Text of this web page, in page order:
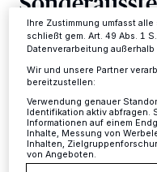
REISE
Kreis· Mit dem Beginn
aktuellen
„EIS ZEIT REISE
geben: Das
Informationen finden Sie in
Ihre Zustimmung umfasst
schließt gem. Art. 49 Abs. 1
Datenverarbeitung außerhalb
Wir und unsere Partner
bereitzustellen:
Verwendung genauer
Identifikation aktiv
Informationen auf einem
Inhalte, Messung von
Inhalten,
von Angeboten.